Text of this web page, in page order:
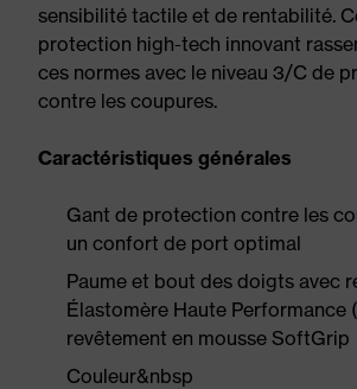
sensibilité tactile et de rentabilité.
protection high-tech innovant
ces normes avec le niveau 3/C de
contre les coupures.
Caractéristiques générales
Gant de protection contre les
un confort de port optimal
Paume et bout des doigts avec
Élastomère Haute Performance
revêtement en mousse SoftGrip
Couleur&nbsp